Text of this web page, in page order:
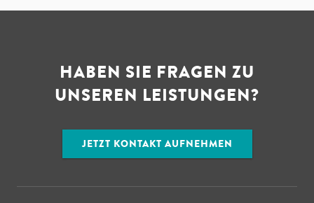
HABEN SIE FRAGEN ZU
UNSEREN LEISTUNGEN?
JETZT KONTAKT AUFNEHMEN